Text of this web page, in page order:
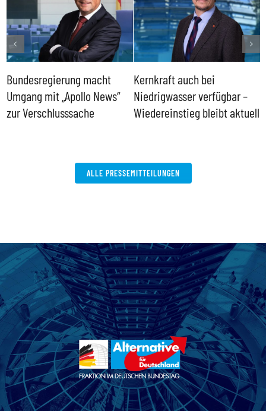
Bundesregierung macht
Umgang mit „Apollo News“
zur Verschlusssache
Kernkraft auch bei
Niedrigwasser verfügbar –
Wiedereinstieg bleibt aktuell
ALLE PRESSEMITTEILUNGEN